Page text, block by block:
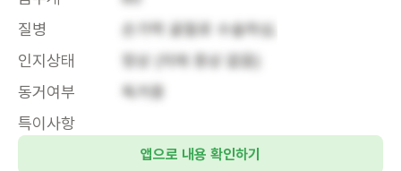
질병
손가락 골절로 수술하심.
인지상태
정상 (치매 증상 없음)
동거여부
독거중
특이사항
앱으로 내용 확인하기